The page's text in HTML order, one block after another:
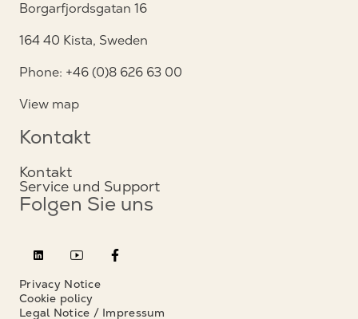
Borgarfjordsgatan 16
164 40 Kista, Sweden
Phone: +46 (0)8 626 63 00
View map
Kontakt
Kontakt
Service und Support
Folgen Sie uns
Privacy Notice
Cookie policy
Legal Notice / Impressum